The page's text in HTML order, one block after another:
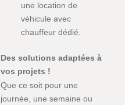
une location de
véhicule avec
chauffeur dédié.
Des solutions adaptées à
vos projets !
Que ce soit pour une
journée, une semaine ou